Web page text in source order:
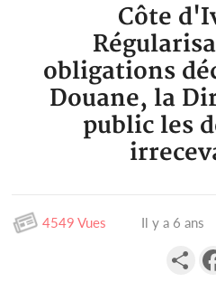
Côte
obligations
Douane, la
public les
4549 Vues Il y a 6 ans